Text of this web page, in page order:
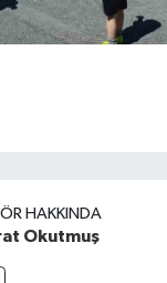
HAKKINDA
Okutmuş